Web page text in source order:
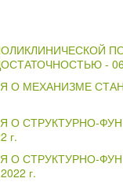
-
О МЕХАНИЗМЕ
О СТРУКТУРНО-
г.
О СТРУКТУРНО-
г.